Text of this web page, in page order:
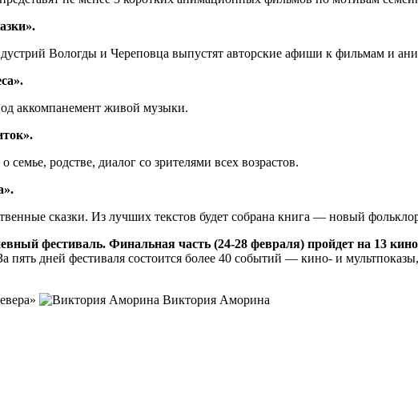
Вологды и Череповца выпустят авторские афиши к фильмам и
аккомпанемент живой музыки.
родстве, диалог со зрителями всех возрастов.
сказки. Из лучших текстов будет собрана книга — новый
фестиваль. Финальная часть (24-28 февраля) пройдет на 13
пять дней фестиваля состоится более 40 событий — кино- и
Виктория Аморина